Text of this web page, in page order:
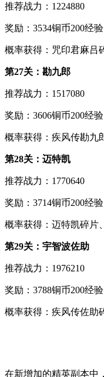
推荐战力：1224880
奖励：3534铜币200经验
概率获得：咒印君麻吕
第27关：勘九郎
推荐战力：1517080
奖励：3606铜币200经验
概率获得：疾风传勘九
第28关：迈特凯
推荐战力：1770640
奖励：3714铜币200经验
概率获得：迈特凯碎片
第29关：宇智波佐助
推荐战力：1976210
奖励：3788铜币200经验
概率获得：疾风传佐助
在新增加的精英副本中